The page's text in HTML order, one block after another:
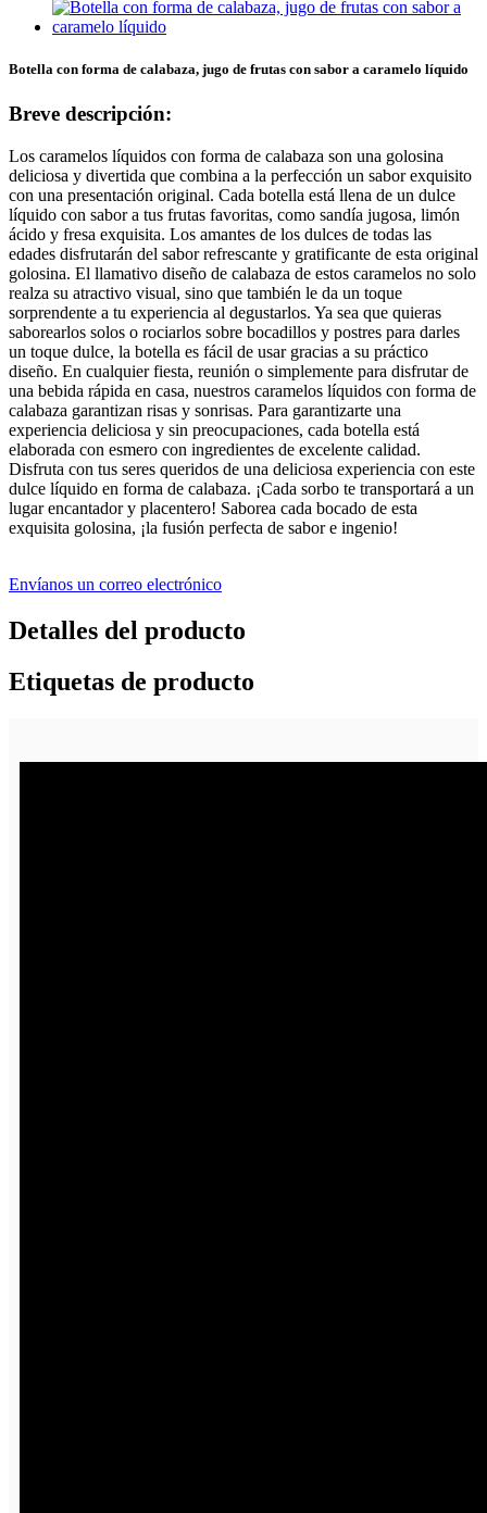
Botella con forma de calabaza, jugo de frutas con sabor a caramelo líquido
Breve descripción:
Los caramelos líquidos con forma de calabaza son una golosina
deliciosa y divertida que combina a la perfección un sabor exquisito
con una presentación original. Cada botella está llena de un dulce
líquido con sabor a tus frutas favoritas, como sandía jugosa, limón
ácido y fresa exquisita. Los amantes de los dulces de todas las
edades disfrutarán del sabor refrescante y gratificante de esta original
golosina. El llamativo diseño de calabaza de estos caramelos no solo
realza su atractivo visual, sino que también le da un toque
sorprendente a tu experiencia al degustarlos. Ya sea que quieras
saborearlos solos o rociarlos sobre bocadillos y postres para darles
un toque dulce, la botella es fácil de usar gracias a su práctico
diseño. En cualquier fiesta, reunión o simplemente para disfrutar de
una bebida rápida en casa, nuestros caramelos líquidos con forma de
calabaza garantizan risas y sonrisas. Para garantizarte una
experiencia deliciosa y sin preocupaciones, cada botella está
elaborada con esmero con ingredientes de excelente calidad.
Disfruta con tus seres queridos de una deliciosa experiencia con este
dulce líquido en forma de calabaza. ¡Cada sorbo te transportará a un
lugar encantador y placentero! Saborea cada bocado de esta
exquisita golosina, ¡la fusión perfecta de sabor e ingenio!
Envíanos un correo electrónico
Detalles del producto
Etiquetas de producto